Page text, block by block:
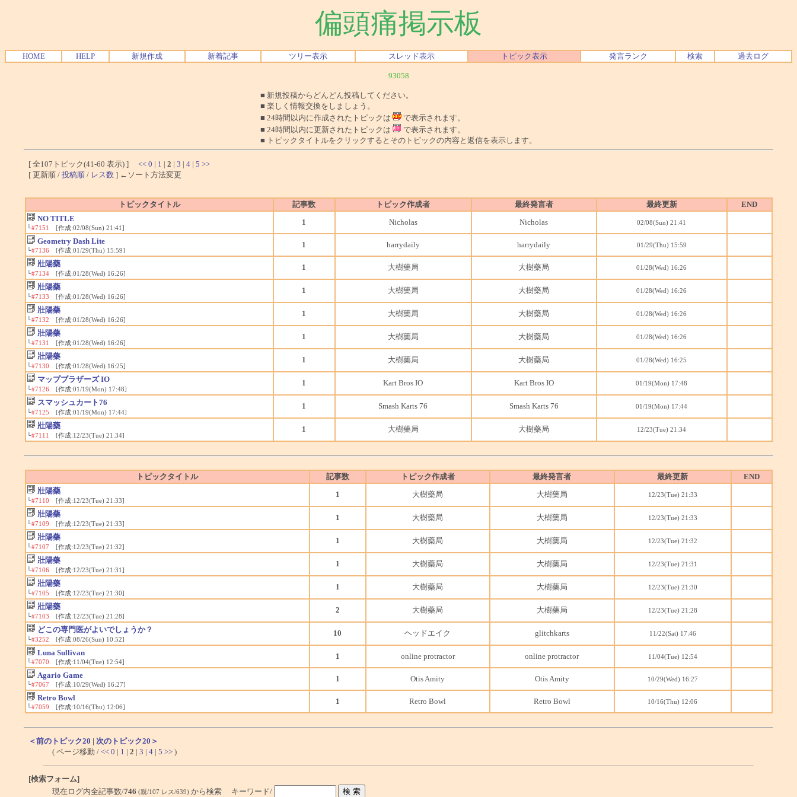
偏頭痛掲示板
HOME HELP 新規作成 新着記事 ツリー表示 スレッド表示 トピック表示 発言ランク 検索 過去ログ
93058
■ 新規投稿からどんどん投稿してください。
■ 楽しく情報交換をしましょう。
■ 24時間以内に作成されたトピックは
で表示されます。
■ 24時間以内に更新されたトピックは
で表示されます。
■ トピックタイトルをクリックするとそのトピックの内容と返信を表示します。
[ 全107トピック(41-60 表示) ] << 0 | 1 | 2 | 3 | 4 | 5 >>
[ 更新順 / 投稿順 / レス数 ] ←ソート方法変更
トピックタイトル 記事数 トピック作成者 最終発言者 最終更新
END
NO TITLE
└#7151 [作成:02/08(Sun) 21:41]
1 Nicholas Nicholas 02/08(Sun) 21:41
Geometry Dash Lite
└#7136[作成:01/29(Thu) 15:59]
1 harrydaily harrydaily 01/29(Thu) 15:59
壯陽藥
└#7134[作成:01/28(Wed) 16:26]
1 大樹藥局 大樹藥局 01/28(Wed) 16:26
壯陽藥
└#7133 [作成:01/28(Wed) 16:26]
1 大樹藥局 大樹藥局 01/28(Wed) 16:26
壯陽藥
└#7132 [作成:01/28(Wed) 16:26]
1 大樹藥局 大樹藥局 01/28(Wed) 16:26
壯陽藥
└#7131 [作成:01/28(Wed) 16:26]
1 大樹藥局 大樹藥局 01/28(Wed) 16:26
壯陽藥
└#7130 [作成:01/28(Wed) 16:25]
1 大樹藥局 大樹藥局 01/28(Wed) 16:25
マップブラザーズ IO
└#7126[作成:01/19(Mon) 17:48]
1 Kart Bros IO Kart Bros IO 01/19(Mon) 17:48
スマッシュカート76
└#7125 [作成:01/19(Mon) 17:44]
1 Smash Karts 76 Smash Karts 76 01/19(Mon) 17:44
壯陽藥
└#7111 [作成:12/23(Tue) 21:34]
1 大樹藥局 大樹藥局 12/23(Tue) 21:34
トピックタイトル 記事数 トピック作成者 最終発言者 最終更新
END
壯陽藥
└#7110 [作成:12/23(Tue) 21:33]
1 大樹藥局 大樹藥局 12/23(Tue) 21:33
壯陽藥
└#7109 [作成:12/23(Tue) 21:33]
1 大樹藥局 大樹藥局 12/23(Tue) 21:33
壯陽藥
└#7107[作成:12/23(Tue) 21:32]
1 大樹藥局 大樹藥局 12/23(Tue) 21:32
壯陽藥
└#7106[作成:12/23(Tue) 21:31]
1 大樹藥局 大樹藥局 12/23(Tue) 21:31
壯陽藥
└#7105 [作成:12/23(Tue) 21:30]
1 大樹藥局 大樹藥局 12/23(Tue) 21:30
壯陽藥
└#7103 [作成:12/23(Tue) 21:28]
2 大樹藥局 大樹藥局 12/23(Tue) 21:28
どこの専門医がよいでしょうか？
└#3252 [作成:08/26(Sun) 10:52]
10 ヘッドエイク glitchkarts 11/22(Sat) 17:46
Luna Sullivan
└#7070 [作成:11/04(Tue) 12:54]
1 online protractor online protractor 11/04(Tue) 12:54
Agario Game
└#7067[作成:10/29(Wed) 16:27]
1 Otis Amity Otis Amity 10/29(Wed) 16:27
Retro Bowl
└#7059 [作成:10/16(Thu) 12:06]
1 Retro Bowl Retro Bowl 10/16(Thu) 12:06
＜前のトピック20 | 次のトピック20＞
( ページ移動 / << 0 | 1 | 2 | 3 | 4 | 5 >> )
[検索フォーム]
現在ログ内全記事数/746 (親/107 レス/639) から検索 キーワード/